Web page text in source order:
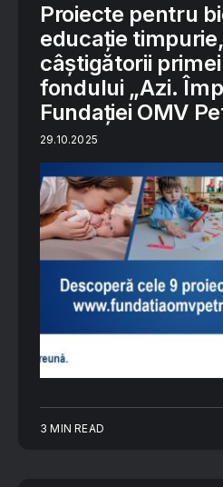
Proiecte pentru
educație
câștigătorii primei
fondului „Azi.
Fundației OMV
29.10.2025
3 MIN READ